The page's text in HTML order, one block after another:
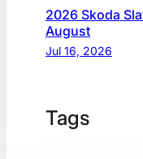
2026 Skoda
August
Jul 16, 2026
Tags